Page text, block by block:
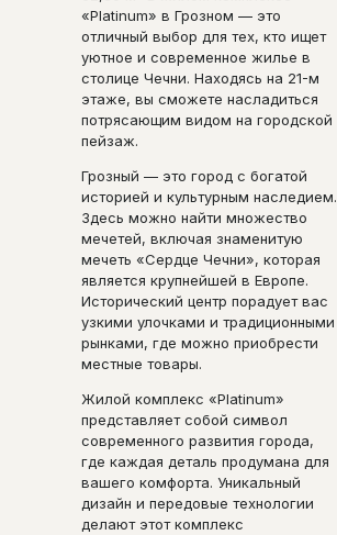
«Platinum» в Грозном — это
отличный выбор для тех, кто ищет
уютное и современное жилье в
столице Чечни. Находясь на 21-м
этаже, вы сможете насладиться
потрясающим видом на городской
пейзаж.
Грозный — это город с богатой
историей и культурным наследием.
Здесь можно найти множество
мечетей, включая знаменитую
мечеть «Сердце Чечни», которая
является крупнейшей в Европе.
Исторический центр порадует вас
узкими улочками и традиционными
рынками, где можно приобрести
местные товары.
Жилой комплекс «Platinum»
представляет собой символ
современного развития города,
где каждая деталь продумана для
вашего комфорта. Уникальный
дизайн и передовые технологии
делают этот комплекс